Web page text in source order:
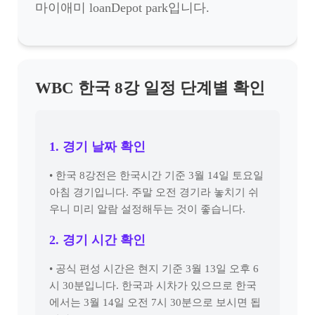
마이애미 loanDepot park입니다.
WBC 한국 8강 일정 단계별 확인
1. 경기 날짜 확인
• 한국 8강전은 한국시간 기준 3월 14일 토요일
아침 경기입니다. 주말 오전 경기라 놓치기 쉬
우니 미리 알람 설정해두는 것이 좋습니다.
2. 경기 시간 확인
• 공식 편성 시간은 현지 기준 3월 13일 오후 6
시 30분입니다. 한국과 시차가 있으므로 한국
에서는 3월 14일 오전 7시 30분으로 보시면 됩